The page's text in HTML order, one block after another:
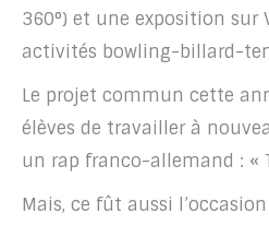
360°) et une exposition sur
activités bowling-billard-
Le projet commun cette
élèves de travailler à
un rap franco-allemand : «
Mais, ce fût aussi